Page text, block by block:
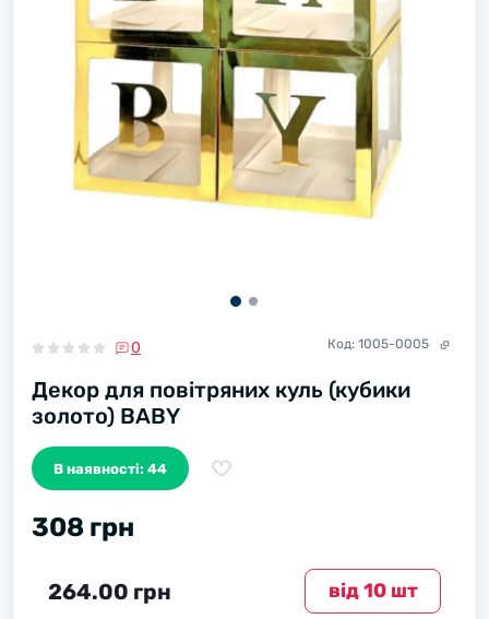
0 Код: 1005-0005
Декор для повітряних куль (кубики
золото) BABY
В наявності: 44
308 грн
вiд 10 шт
264.00 грн